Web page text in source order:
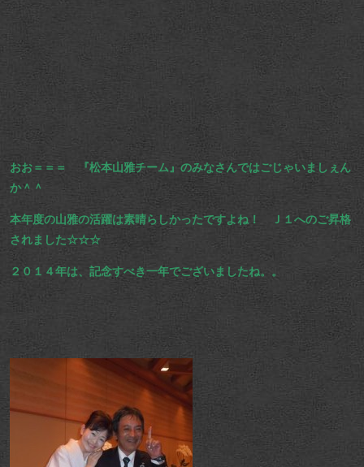
おお＝＝＝ 『松本山雅チーム』のみなさんではごじゃいましぇん
か＾＾
本年度の山雅の活躍は素晴らしかったですよね！ Ｊ１へのご昇格
されました☆☆☆
２０１４年は、記念すべき一年でございましたね。。